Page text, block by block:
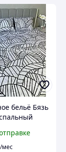
бельё Бязь
/мес